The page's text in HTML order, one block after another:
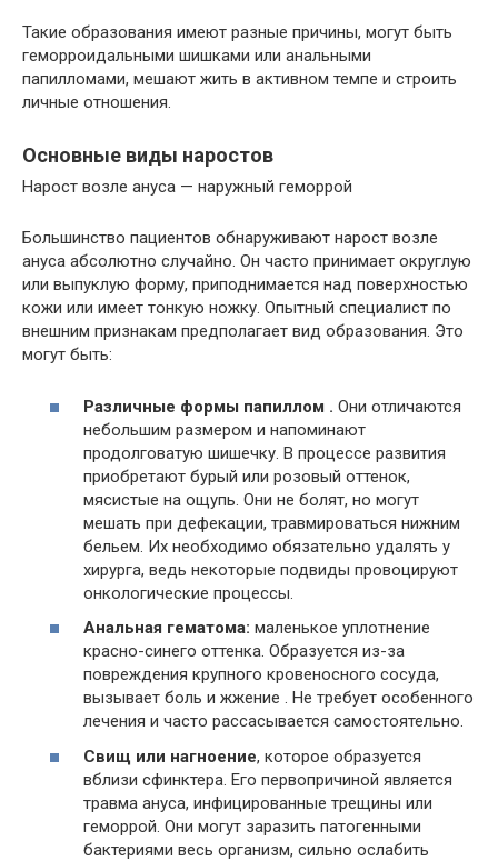
Такие образования имеют разные причины, могут быть
геморроидальными шишками или анальными
папилломами, мешают жить в активном темпе и строить
личные отношения.
Основные виды наростов
Нарост возле ануса — наружный геморрой
Большинство пациентов обнаруживают нарост возле
ануса абсолютно случайно. Он часто принимает округлую
или выпуклую форму, приподнимается над поверхностью
кожи или имеет тонкую ножку. Опытный специалист по
внешним признакам предполагает вид образования. Это
могут быть:
Различные формы папиллом . Они отличаются
небольшим размером и напоминают
продолговатую шишечку. В процессе развития
приобретают бурый или розовый оттенок,
мясистые на ощупь. Они не болят, но могут
мешать при дефекации, травмироваться нижним
бельем. Их необходимо обязательно удалять у
хирурга, ведь некоторые подвиды провоцируют
онкологические процессы.
Анальная гематома: маленькое уплотнение
красно-синего оттенка. Образуется из-за
повреждения крупного кровеносного сосуда,
вызывает боль и жжение . Не требует особенного
лечения и часто рассасывается самостоятельно.
Свищ или нагноение, которое образуется
вблизи сфинктера. Его первопричиной является
травма ануса, инфицированные трещины или
геморрой. Они могут заразить патогенными
бактериями весь организм, сильно ослабить